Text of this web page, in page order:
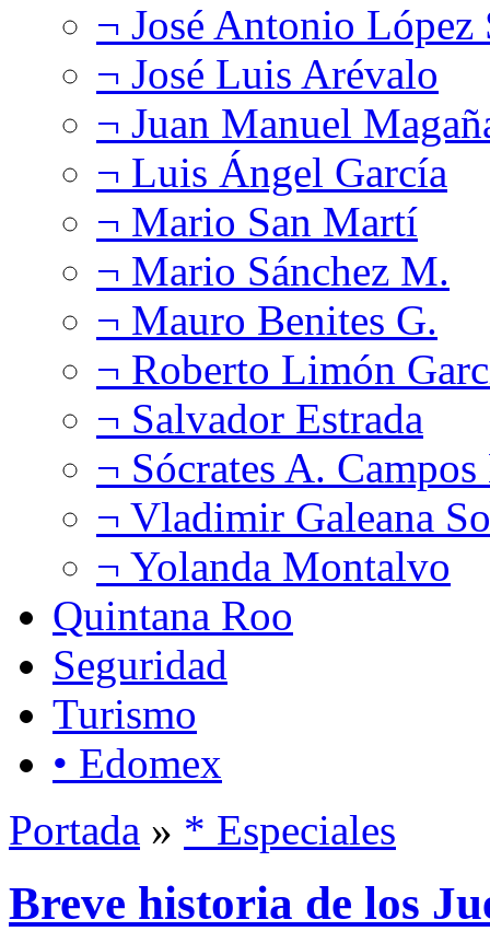
¬ José Antonio López
¬ José Luis Arévalo
¬ Juan Manuel
¬ Luis Ángel García
¬ Mario San Martí
¬ Mario Sánchez M.
¬ Mauro Benites G.
¬ Roberto Limón
¬ Salvador Estrada
¬ Sócrates A.
¬ Vladimir Galeana
¬ Yolanda Montalvo
Quintana Roo
Seguridad
Turismo
• Edomex
Portada » * Especiales
Breve historia de los